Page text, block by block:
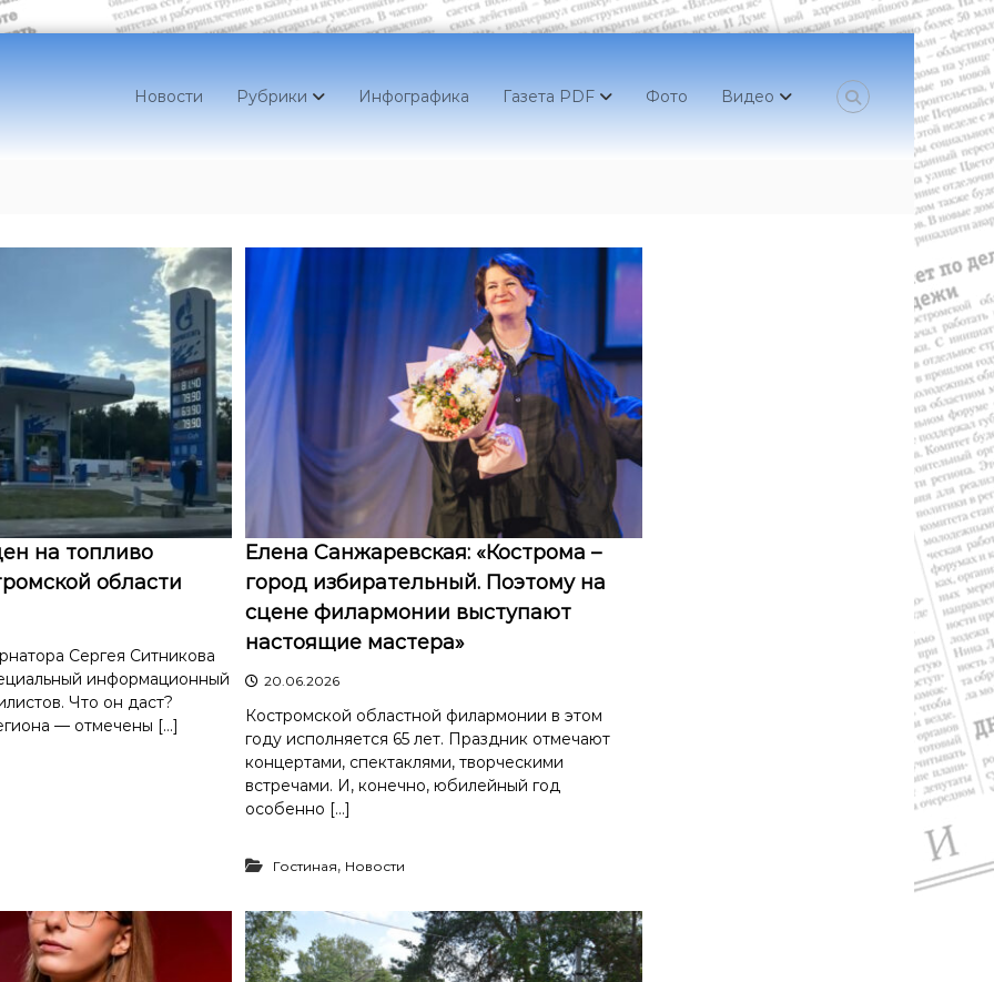
Новости Рубрики Инфографика Газета PDF Фото Видео
на топливо
области
Сергея Ситникова
информационный
Что он даст?
— отмечены […]
Елена Санжаревская: «Кострома –
город избирательный. Поэтому на
сцене филармонии выступают
настоящие мастера»
20.06.2026
Костромской областной филармонии в этом
году исполняется 65 лет. Праздник отмечают
концертами, спектаклями, творческими
встречами. И, конечно, юбилейный год
особенно […]
Гостиная, Новости